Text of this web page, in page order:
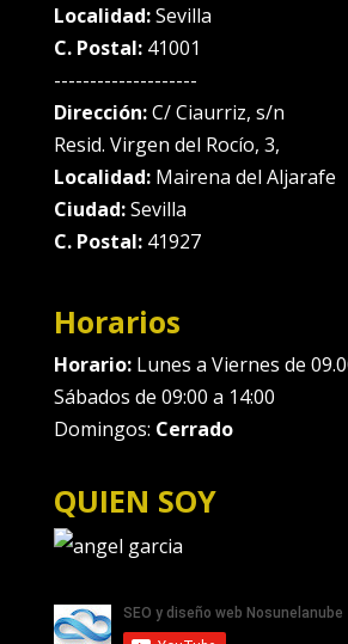
Localidad:Sevilla
C. Postal:41001
--------------------
Dirección:C/ Ciaurriz, s/n
Resid. Virgen del Rocío, 3,
Localidad:Mairena del Aljarafe
Ciudad:Sevilla
C. Postal:41927
Horarios
Horario:Lunes a Viernes de
Sábados de 09:00 a 14:00
Domingos: Cerrado
QUIEN SOY